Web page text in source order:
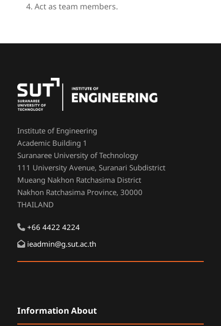
Act as team members.
Institute of Engineering
Academic Building 1
Suranaree University of Technology
111 University Avenue, Suranari Subdistrict
Mueang Nakhon Ratchasima District
Nakhon Ratchasima Province, 30000
THAILAND
+66 4422 4224
ieadmin@g.sut.ac.th
Information About